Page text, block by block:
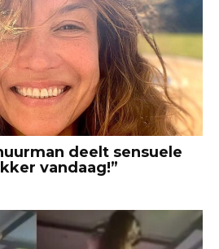
deelt sensuele
vandaag!”